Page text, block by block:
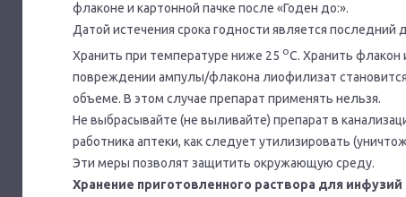
флаконе и картонной пачке после «Годен до:».
Датой истечения срока годности является последний
Хранить при температуре ниже 25 оС. Хранить флакон
повреждении ампулы/флакона лиофилизат
объеме. В этом случае препарат применять нельзя.
Не выбрасывайте (не выливайте) препарат в
работника аптеки, как следует утилизировать
Эти меры позволят защитить окружающую среду.
Хранение приготовленного раствора для инфузий